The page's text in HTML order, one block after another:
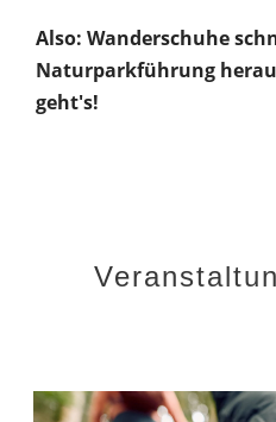
Also: Wanderschuhe
Naturparkführung
geht's!